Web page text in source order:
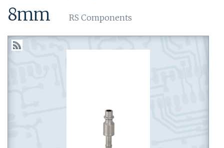
8mm
RS Components